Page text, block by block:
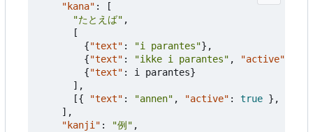
"kana" :
[
"たとえば" ,
[
{"text" : "i parantes"},
{"text" : "ikke i parantes" , "active"
{"text" : i parantes}
],
[{
"text" : "annen" , "active" : true },
],
"kanji" : "例" ,